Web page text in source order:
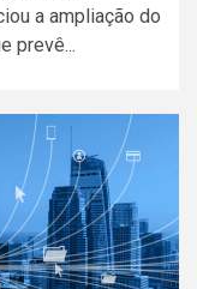
a ampliação do
prevê...